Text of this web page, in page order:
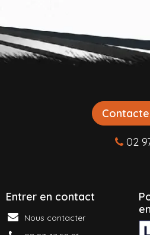
02
Entrer en contact
Nous contacter
P